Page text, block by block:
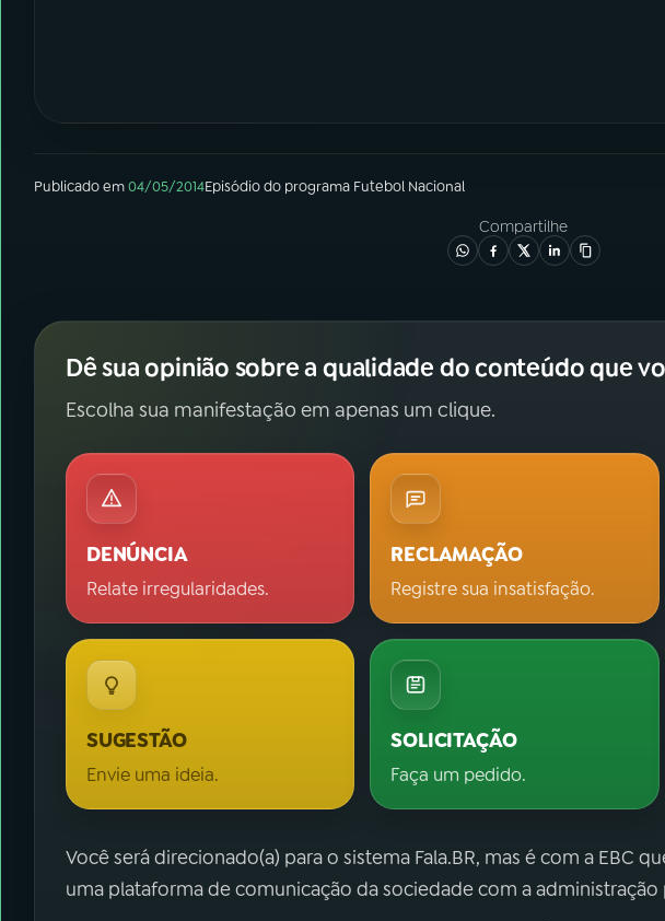
Publicado em04/05/2014Episódiodo programa Futebol Nacional
Compartilhe
Dê sua opinião sobre a qualidade do conteúdo que
Escolha sua manifestação em apenas um clique.
DENÚNCIA
Relate irregularidades.
RECLAMAÇÃO
Registre sua insatisfação.
SUGESTÃO
Envie uma ideia.
SOLICITAÇÃO
Faça um pedido.
Você será direcionado(a) para o sistema Fala.BR, mas é com a EBC
uma plataforma de comunicação da sociedade com a